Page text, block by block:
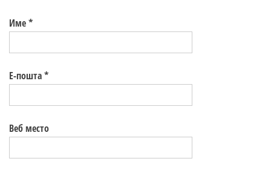
Име*
Е-пошта*
Веб место